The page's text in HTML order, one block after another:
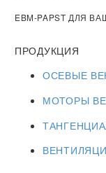
EBM-PAPST ДЛЯ
ПРОДУКЦИЯ
ОСЕВЫЕ
МОТОРЫ